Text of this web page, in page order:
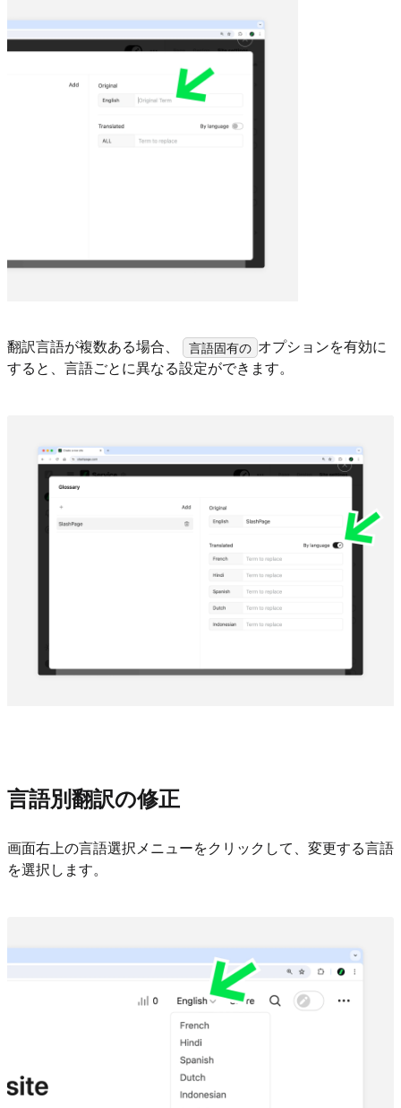
翻訳言語が複数ある場合、 言語固有の オプションを有効に
すると、言語ごとに異なる設定ができます。
言語別翻訳の修正
画面右上の言語選択メニューをクリックして、変更する言語
を選択します。